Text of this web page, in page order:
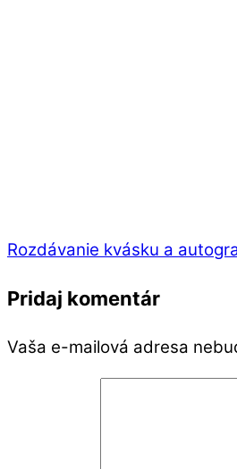
Rozdávanie kvásku a
Pridaj komentár
Vaša e-mailová adresa